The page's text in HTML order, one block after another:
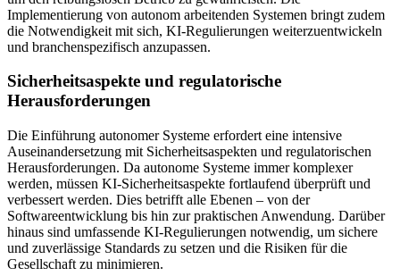
Implementierung von autonom arbeitenden Systemen bringt zudem
die Notwendigkeit mit sich, KI-Regulierungen weiterzuentwickeln
und branchenspezifisch anzupassen.
Sicherheitsaspekte und regulatorische
Herausforderungen
Die Einführung autonomer Systeme erfordert eine intensive
Auseinandersetzung mit Sicherheitsaspekten und regulatorischen
Herausforderungen. Da autonome Systeme immer komplexer
werden, müssen KI-Sicherheitsaspekte fortlaufend überprüft und
verbessert werden. Dies betrifft alle Ebenen – von der
Softwareentwicklung bis hin zur praktischen Anwendung. Darüber
hinaus sind umfassende KI-Regulierungen notwendig, um sichere
und zuverlässige Standards zu setzen und die Risiken für die
Gesellschaft zu minimieren.